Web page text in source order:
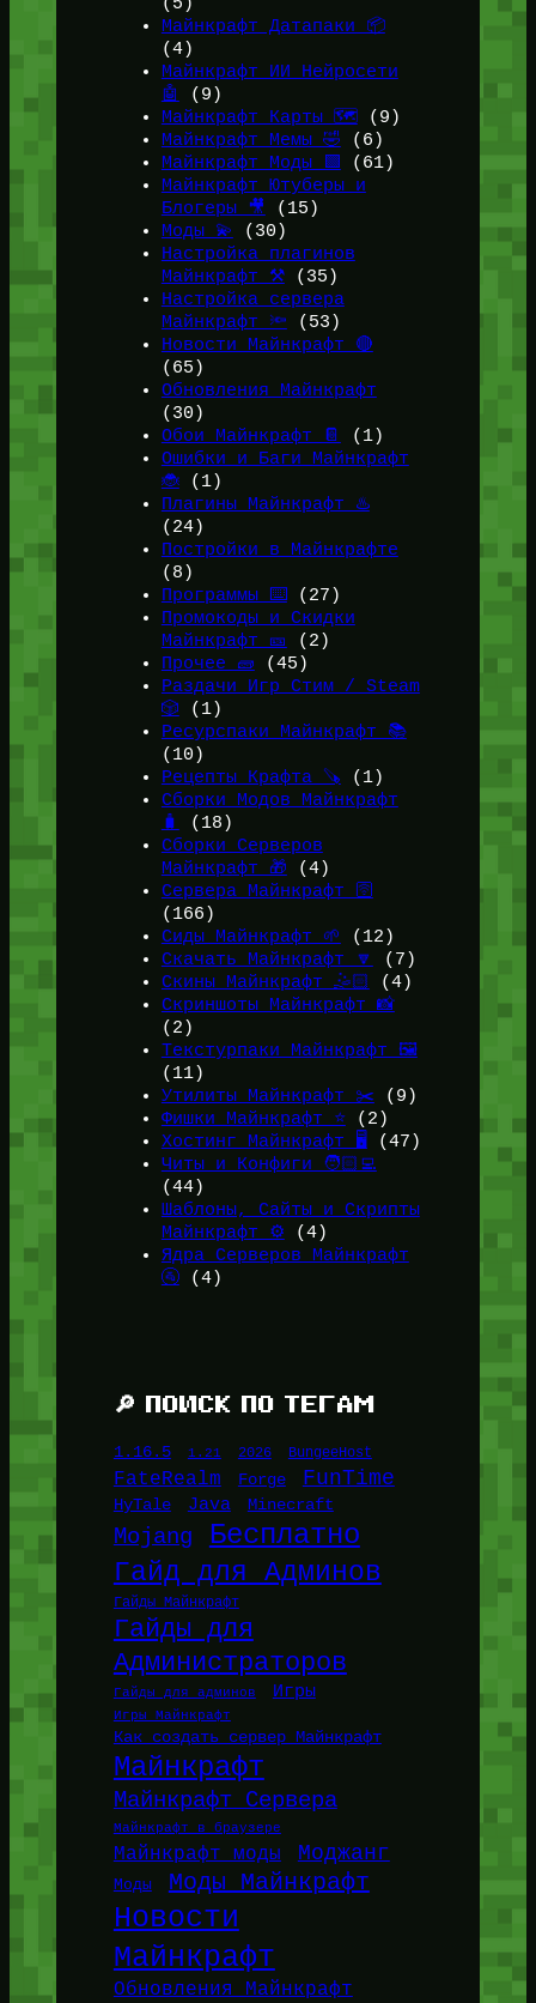
(5)
Майнкрафт Датапаки 📦
(4)
Майнкрафт ИИ Нейросети
🤖
(9)
Майнкрафт Карты 🗺️(9)
Майнкрафт Мемы 🤣 (6)
Майнкрафт Моды 🟩 (61)
Майнкрафт Ютуберы и
Блогеры 🎥
(15)
Моды 💫
(30)
Настройка плагинов
Майнкрафт ⚒️(35)
Настройка сервера
Майнкрафт 🔦 (53)
Новости Майнкрафт 🔴
(65)
Обновления Майнкрафт
(30)
Обои Майнкрафт 📔
(1)
Ошибки и Баги Майнкрафт
🐞(1)
Плагины Майнкрафт ♨️
(24)
Постройки в Майнкрафте
(8)
Программы ⌨️(27)
Промокоды и Скидки
Майнкрафт 🎫
(2)
Прочее 🧱 (45)
Раздачи Игр Стим / Steam
🎲 (1)
Ресурспаки Майнкрафт 📚
(10)
Рецепты Крафта 🪚 (1)
Сборки Модов Майнкрафт
🧳
(18)
Сборки Серверов
Майнкрафт 🎁 (4)
Сервера Майнкрафт 🛜
(166)
Сиды Майнкрафт 🌱
(12)
Скачать Майнкрафт 🔽
(7)
Скины Майнкрафт 🤹🏻
(4)
Скриншоты Майнкрафт 📸
(2)
Текстурпаки Майнкрафт 🖼️
(11)
Утилиты Майнкрафт ✂️ (9)
Фишки Майнкрафт ⭐(2)
Хостинг Майнкрафт 🖥️ (47)
Читы и Конфиги 🧑🏻‍💻
(44)
Шаблоны, Сайты и Скрипты
Майнкрафт ⚙️ (4)
Ядра Серверов Майнкрафт
🚰(4)
🔎 ПОИСК ПО ТЕГАМ
1.16.5 1.21 2026 BungeeHost
FateRealm Forge FunTime
HyTale Java Minecraft
Mojang Бесплатно
Гайд для Админов
Гайды Майнкрафт
Гайды для
Администраторов
Гайды для админов Игры
Игры Майнкрафт
Как создать сервер Майнкрафт
Майнкрафт
Майнкрафт Сервера
Майнкрафт в браузере
Майнкрафт моды Моджанг
Моды Моды Майнкрафт
Новости
Майнкрафт
Обновления Майнкрафт